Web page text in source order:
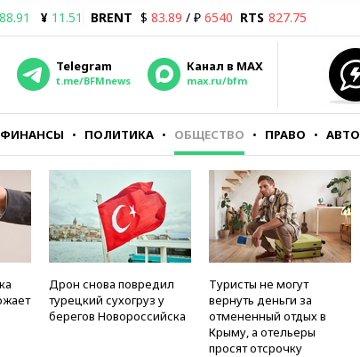
88.91 ¥ 11.51 BRENT $ 83.89 / ₽ 6540 RTS 827.75
Telegram
t.me/BFMnews
Канал в MAX
max.ru/bfm
ФИНАНСЫ ПОЛИТИКА ОБЩЕСТВО ПРАВО АВТО
Дрон снова повредил
турецкий сухогруз у
берегов Новороссийска
Туристы не могут
вернуть деньги за
отмененный отдых в
Крыму, а отельеры
просят отсрочку